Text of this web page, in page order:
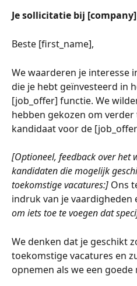
Je sollicitatie bij [company]
Beste [first_name],
We waarderen je interesse
die je hebt geïnvesteerd in
[job_offer] functie. We
hebben gekozen om
kandidaat voor de
[Optioneel, feedback over het
kandidaten die mogelijk
toekomstige vacatures:] Ons
indruk van je vaardigheden
om iets toe te voegen dat
We denken dat je geschikt
toekomstige vacatures en
opnemen als we een goede